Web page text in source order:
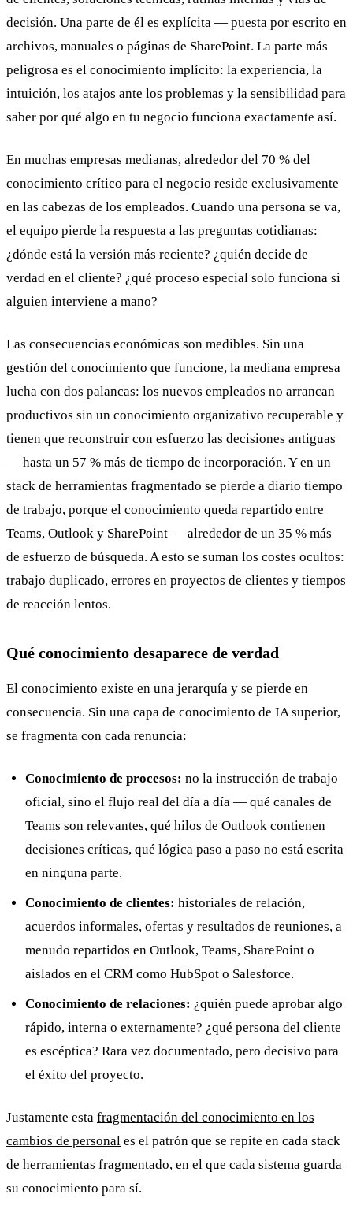
decisión. Una parte de él es explícita — puesta por escrito en
archivos, manuales o páginas de SharePoint. La parte más
peligrosa es el conocimiento implícito: la experiencia, la
intuición, los atajos ante los problemas y la sensibilidad para
saber por qué algo en tu negocio funciona exactamente así.
En muchas empresas medianas, alrededor del 70 % del
conocimiento crítico para el negocio reside exclusivamente
en las cabezas de los empleados. Cuando una persona se va,
el equipo pierde la respuesta a las preguntas cotidianas:
¿dónde está la versión más reciente? ¿quién decide de
verdad en el cliente? ¿qué proceso especial solo funciona si
alguien interviene a mano?
Las consecuencias económicas son medibles. Sin una
gestión del conocimiento que funcione, la mediana empresa
lucha con dos palancas: los nuevos empleados no arrancan
productivos sin un conocimiento organizativo recuperable y
tienen que reconstruir con esfuerzo las decisiones antiguas
— hasta un 57 % más de tiempo de incorporación. Y en un
stack de herramientas fragmentado se pierde a diario tiempo
de trabajo, porque el conocimiento queda repartido entre
Teams, Outlook y SharePoint — alrededor de un 35 % más
de esfuerzo de búsqueda. A esto se suman los costes ocultos:
trabajo duplicado, errores en proyectos de clientes y tiempos
de reacción lentos.
Qué conocimiento desaparece de verdad
El conocimiento existe en una jerarquía y se pierde en
consecuencia. Sin una capa de conocimiento de IA superior,
se fragmenta con cada renuncia:
Conocimiento de procesos: no la instrucción de trabajo
oficial, sino el flujo real del día a día — qué canales de
Teams son relevantes, qué hilos de Outlook contienen
decisiones críticas, qué lógica paso a paso no está escrita
en ninguna parte.
Conocimiento de clientes: historiales de relación,
acuerdos informales, ofertas y resultados de reuniones, a
menudo repartidos en Outlook, Teams, SharePoint o
aislados en el CRM como HubSpot o Salesforce.
Conocimiento de relaciones: ¿quién puede aprobar algo
rápido, interna o externamente? ¿qué persona del cliente
es escéptica? Rara vez documentado, pero decisivo para
el éxito del proyecto.
Justamente esta fragmentación del conocimiento en los
cambios de personal es el patrón que se repite en cada stack
de herramientas fragmentado, en el que cada sistema guarda
su conocimiento para sí.